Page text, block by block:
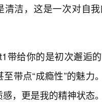
清洁，这是一次对自
带给你的是初次邂逅
至带点“成瘾性”的魅
感，更是我的精神状态